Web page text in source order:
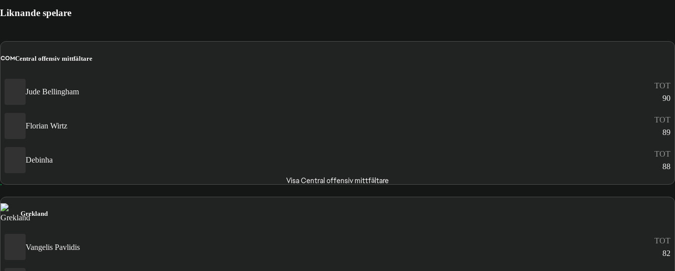
Liknande spelare
COMCentral offensiv mittfältare
Jude Bellingham
TOT
90
Florian Wirtz
TOT
89
Debinha
TOT
88
Visa Central offensiv mittfältare
Grekland
Vangelis Pavlidis
TOT
82